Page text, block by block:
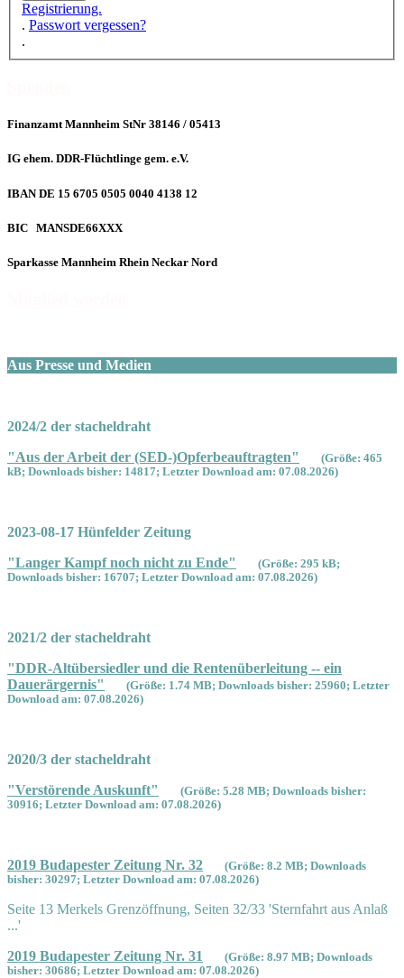
Registrierung.
. Passwort vergessen?
.
Finanzamt Mannheim StNr 38146 / 05413
IG ehem. DDR-Flüchtlinge gem. e.V.
IBAN DE 15 6705 0505 0040 4138 12
BIC MANSDE66XXX
Sparkasse Mannheim Rhein Neckar Nord
Aus Presse und Medien
2024/2 der stacheldraht
"Aus der Arbeit der (SED-)Opferbeauftragten"
(Größe: 465
kB; Downloads bisher: 14817; Letzter Download am: 07.08.2026)
2023-08-17 Hünfelder Zeitung
"Langer Kampf noch nicht zu Ende"
(Größe: 295 kB;
Downloads bisher: 16707; Letzter Download am: 07.08.2026)
2021/2 der stacheldraht
"DDR-Altübersiedler und die Rentenüberleitung -- ein
Dauerärgernis"
(Größe: 1.74 MB; Downloads bisher: 25960; Letzter
Download am: 07.08.2026)
2020/3 der stacheldraht
"Verstörende Auskunft"
(Größe: 5.28 MB; Downloads bisher:
30916; Letzter Download am: 07.08.2026)
2019 Budapester Zeitung Nr. 32
(Größe: 8.2 MB; Downloads
bisher: 30297; Letzter Download am: 07.08.2026)
Seite 13 Merkels Grenzöffnung, Seiten 32/33 'Sternfahrt aus Anlaß
...'
2019 Budapester Zeitung Nr. 31
(Größe: 8.97 MB; Downloads
bisher: 30686; Letzter Download am: 07.08.2026)